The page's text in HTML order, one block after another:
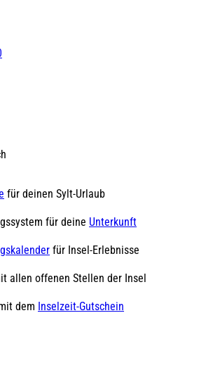
für deinen Sylt-Urlaub
für deine Unterkunft
für Insel-Erlebnisse
allen offenen Stellen der Insel
dem Inselzeit-Gutschein